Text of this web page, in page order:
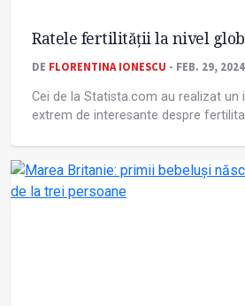
Ratele fertilității la nivel
DE FLORENTINA IONESCU - FEB. 29, 2024
Cei de la Statista.com au realizat
extrem de interesante despre